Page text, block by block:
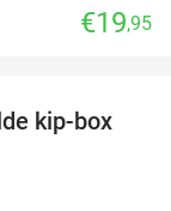
€19,95
37%
kip-box